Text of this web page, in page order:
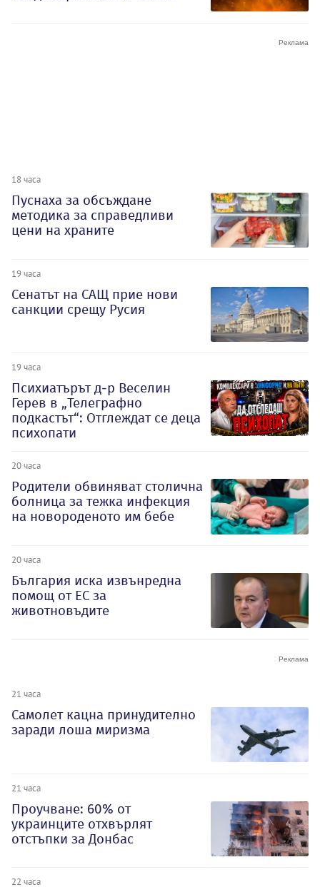
18 часа
Пуснаха за обсъждане
методика за справедливи
цени на храните
19 часа
Сенатът на САЩ прие нови
санкции срещу Русия
19 часа
Психиатърът д-р Веселин
Герев в „Телеграфно
подкастът“: Отглеждат се деца
психопати
20 часа
Родители обвиняват столична
болница за тежка инфекция
на новороденото им бебе
20 часа
България иска извънредна
помощ от ЕС за
животновъдите
21 часа
Самолет кацна принудително
заради лоша миризма
21 часа
Проучване: 60% от
украинците отхвърлят
отстъпки за Донбас
22 часа